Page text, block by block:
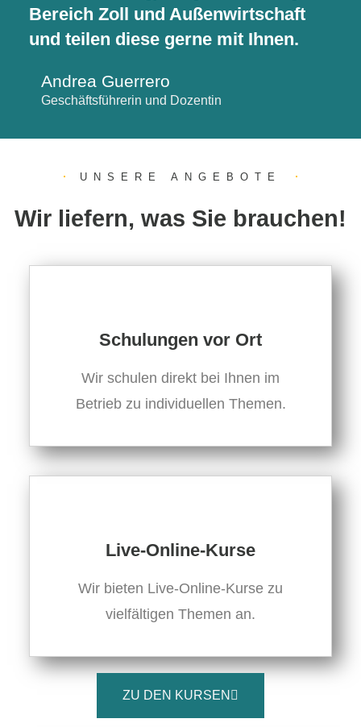
Bereich Zoll und Außenwirtschaft
und teilen diese gerne mit Ihnen.
Andrea Guerrero
Geschäftsführerin und Dozentin
UNSERE ANGEBOTE
Wir liefern, was Sie brauchen!
Schulungen vor Ort
Wir schulen direkt bei Ihnen im
Betrieb zu individuellen Themen.
Live-Online-Kurse
Wir bieten Live-Online-Kurse zu
vielfältigen Themen an.
ZU DEN KURSEN